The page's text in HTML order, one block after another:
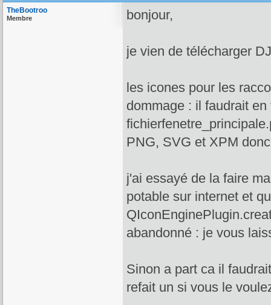
TheBootroo
Membre bonjour,
je vien de télécharger
les icones pour les
dommage : il faudrait
PNG, SVG et XPM
j'ai essayé de la faire
potable sur internet et
abandonné : je vous
Sinon a part ca il
refait un si vous le